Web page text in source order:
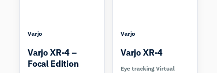
Varjo
Varjo XR-4 –
Focal Edition
Varjo
Varjo XR-4
Eye tracking Virtual